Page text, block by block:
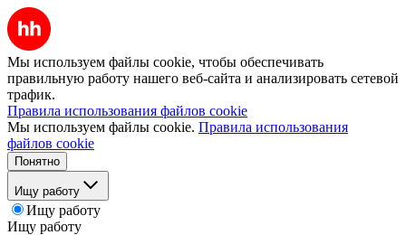
Мы используем файлы cookie, чтобы обеспечивать
правильную работу нашего веб-сайта и анализировать сетевой
трафик.
Правила использования файлов cookie
Мы используем файлы cookie. Правила использования
файлов cookie
Понятно
Ищу работу
Ищу работу
Ищу работу